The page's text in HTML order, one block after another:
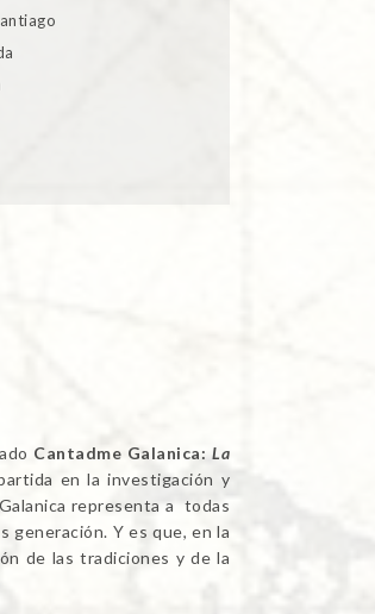
Cantadme Galanica: La
en la investigación y
representa a todas
generación. Y es que, en la
de las tradiciones y de la